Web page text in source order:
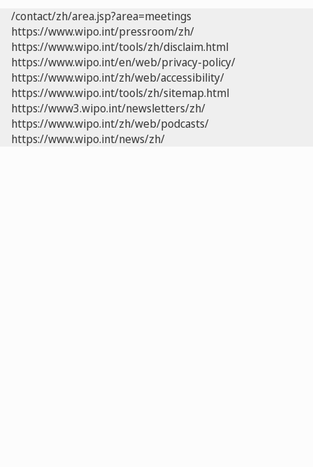
/contact/zh/area.jsp?area=meetings
https://www.wipo.int/pressroom/zh/
https://www.wipo.int/tools/zh/disclaim.html
https://www.wipo.int/en/web/privacy-policy/
https://www.wipo.int/zh/web/accessibility/
https://www.wipo.int/tools/zh/sitemap.html
https://www3.wipo.int/newsletters/zh/
https://www.wipo.int/zh/web/podcasts/
https://www.wipo.int/news/zh/